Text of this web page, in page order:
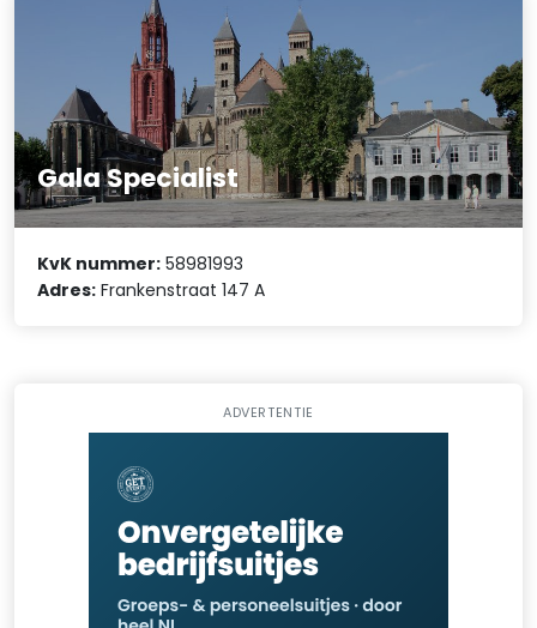
Gala Specialist
KvK nummer: 58981993
Adres: Frankenstraat 147 A
ADVERTENTIE